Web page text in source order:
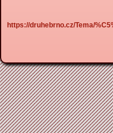
https://druhebrno.cz/Tema/